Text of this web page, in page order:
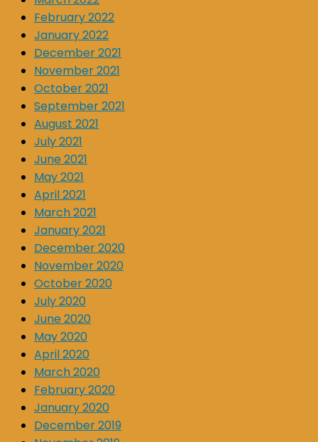
February 2022
January 2022
December 2021
November 2021
October 2021
September 2021
August 2021
July 2021
June 2021
May 2021
April 2021
March 2021
January 2021
December 2020
November 2020
October 2020
July 2020
June 2020
May 2020
April 2020
March 2020
February 2020
January 2020
December 2019